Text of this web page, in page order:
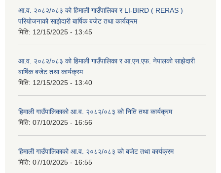
आ.व. २०८२/०८३ को हिमाली गाउँपालिका र LI-BIRD ( RERAS )
परियोजनाको साझेदारी बार्षिक बजेट तथा कार्यक्रम
मिति: 12/15/2025 - 13:45
आ.व. २०८२/०८३ को हिमाली गाउँपालिका र आ.एन.एफ. नेपालको साझेदारी
बार्षिक बजेट तथा कार्यक्रम
मिति: 12/15/2025 - 13:40
हिमाली गाउँपालिकाको आ.व. २०८२/०८३ को निति तथा कार्यक्रम
मिति: 07/10/2025 - 16:56
हिमाली गाउँपालिकाको आ.व. २०८२/०८३ को बजेट तथा कार्यक्रम
मिति: 07/10/2025 - 16:55